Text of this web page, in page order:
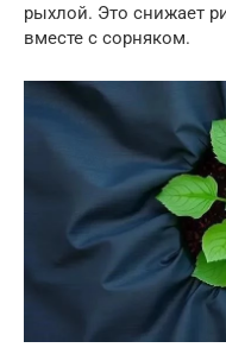
рыхлой. Это снижает
вместе с сорняком.